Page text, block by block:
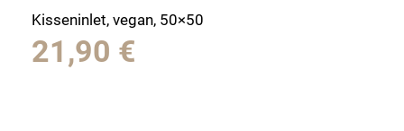
Kisseninlet, vegan, 50×50
21,90 €